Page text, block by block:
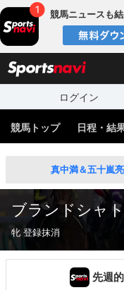
競馬ニュースも
ログイン
競馬トップ 日程・結
真中満＆五十嵐
ブランドシャ
牝 登録抹消
先週